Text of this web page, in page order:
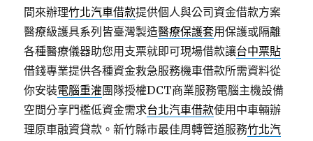
間來辦理竹北汽車借款提供個人與公司資金借款方案
醫療級護具系列皆臺灣製造醫療保護套用保護或隔離
各種醫療儀器助您用支票就即可現場借款讓台中票貼
借錢專業提供各種資金救急服務機車借款所需資料從
你安裝電腦重灌團隊授權DCT商業服務電腦主機設備
空間分享門檻低資金需求台北汽車借款使用中車輛辦
理原車融資貸款。新竹縣市最佳周轉管道服務竹北汽